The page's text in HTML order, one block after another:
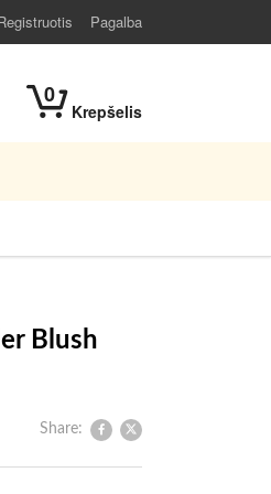
Pagalba
0
Krepšelis
Blush
Share: